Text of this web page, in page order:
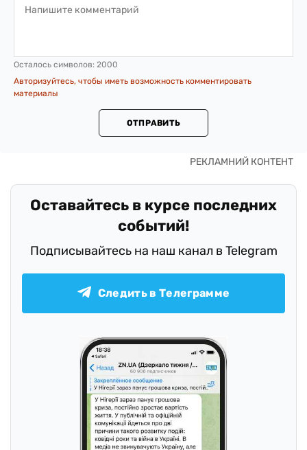
Осталось символов: 2000
Авторизуйтесь, чтобы иметь возможность комментировать
материалы
ОТПРАВИТЬ
Оставайтесь в курсе последних
событий!
Подписывайтесь на наш канал в Telegram
Следить в Телеграмме